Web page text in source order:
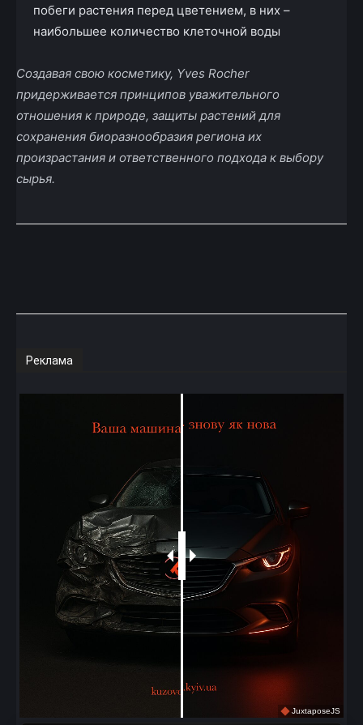
побеги растения перед цветением, в них –
наибольшее количество клеточной воды
Создавая свою косметику, Yves Rocher
придерживается принципов уважительного
отношения к природе, защиты растений для
сохранения биоразнообразия региона их
произрастания и ответственного подхода к выбору
сырья.
Реклама
JuxtaposeJS